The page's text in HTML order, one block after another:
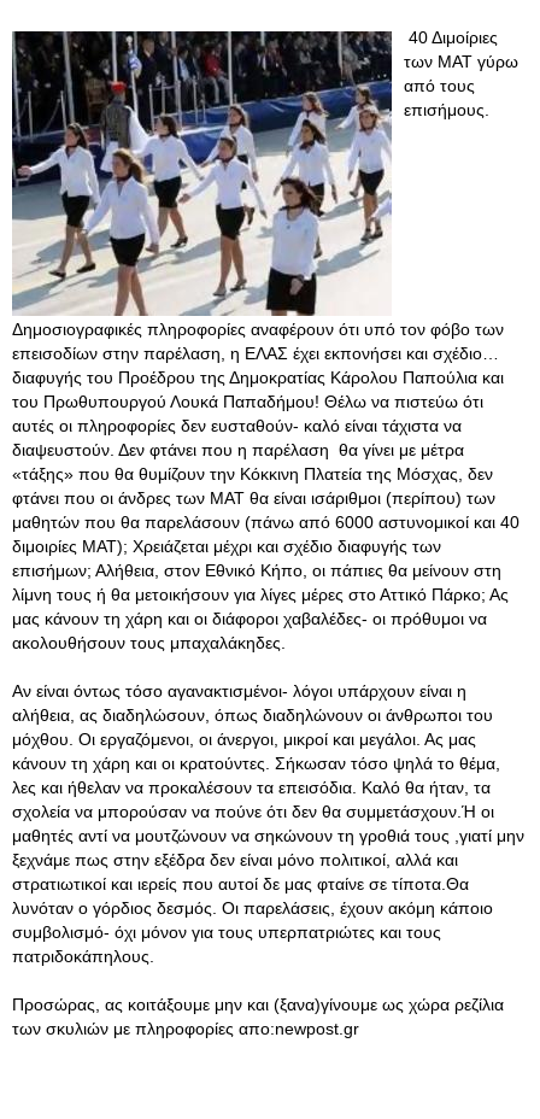
40 Διμοίριες
των ΜΑΤ γύρω
από τους
επισήμους.
Δημοσιογραφικές πληροφορίες αναφέρουν ότι υπό τον φόβο των
επεισοδίων στην παρέλαση, η ΕΛΑΣ έχει εκπονήσει και σχέδιο…
διαφυγής του Προέδρου της Δημοκρατίας Κάρολου Παπούλια και
του Πρωθυπουργού Λουκά Παπαδήμου! Θέλω να πιστεύω ότι
αυτές οι πληροφορίες δεν ευσταθούν- καλό είναι τάχιστα να
διαψευστούν. Δεν φτάνει που η παρέλαση θα γίνει με μέτρα
«τάξης» που θα θυμίζουν την Κόκκινη Πλατεία της Μόσχας, δεν
φτάνει που οι άνδρες των ΜΑΤ θα είναι ισάριθμοι (περίπου) των
μαθητών που θα παρελάσουν (πάνω από 6000 αστυνομικοί και 40
διμοιρίες ΜΑΤ); Χρειάζεται μέχρι και σχέδιο διαφυγής των
επισήμων; Αλήθεια, στον Εθνικό Κήπο, οι πάπιες θα μείνουν στη
λίμνη τους ή θα μετοικήσουν για λίγες μέρες στο Αττικό Πάρκο; Ας
μας κάνουν τη χάρη και οι διάφοροι χαβαλέδες- οι πρόθυμοι να
ακολουθήσουν τους μπαχαλάκηδες.
Αν είναι όντως τόσο αγανακτισμένοι- λόγοι υπάρχουν είναι η
αλήθεια, ας διαδηλώσουν, όπως διαδηλώνουν οι άνθρωποι του
μόχθου . Οι εργαζόμενοι, οι άνεργοι, μικροί και μεγάλοι. Ας μας
κάνουν τη χάρη και οι κρατούντες. Σήκωσαν τόσο ψηλά το θέμα,
λες και ήθελαν να προκαλέσουν τα επεισόδια. Καλό θα ήταν, τα
σχολεία να μπορούσαν να πούνε ότι δεν θα συμμετάσχουν.Ή οι
μαθητές αντί να μουτζώνουν να σηκώνουν τη γροθιά τους ,γιατί μην
ξεχνάμε πως στην εξέδρα δεν είναι μόνο πολιτικοί, αλλά και
στρατιωτικοί και ιερείς που αυτοί δε μας φταίνε σε τίποτα.Θα
λυνόταν ο γόρδιος δεσμός. Οι παρελάσεις, έχουν ακόμη κάποιο
συμβολισμό- όχι μόνον για τους υπερπατριώτες και τους
πατριδοκάπηλους.
Προσώρας, ας κοιτάξουμε μην και (ξανα)γίνουμε ως χώρα ρεζίλια
των σκυλιών με πληροφορίες απο:newpost.gr